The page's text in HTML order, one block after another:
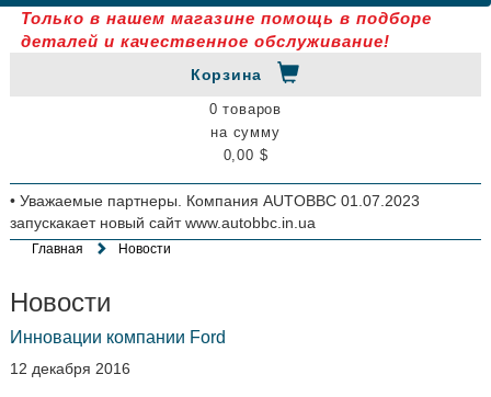
Только в нашем магазине помощь в подборе
деталей и качественное обслуживание!
Корзина
0 товаров
на сумму
0,00 $
• Уважаемые партнеры. Компания AUTOBBC 01.07.2023
запускакает новый сайт www.autobbc.in.ua
Главная Новости
Новости
Инновации компании Ford
12 декабря 2016